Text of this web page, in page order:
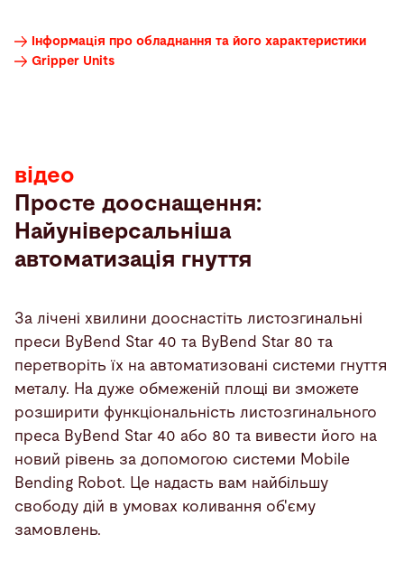
Інформація про обладнання та його характеристики
Gripper Units
відео
відео
Просте дооснащення:
Найуніверсальніша
автоматизація гнуття
За лічені хвилини дооснастіть листозгинальні
преси ByBend Star 40 та ByBend Star 80 та
перетворіть їх на автоматизовані системи гнуття
металу. На дуже обмеженій площі ви зможете
розширити функціональність листозгинального
преса ByBend Star 40 або 80 та вивести його на
новий рівень за допомогою системи Mobile
Bending Robot. Це надасть вам найбільшу
свободу дій в умовах коливання об'єму
замовлень.